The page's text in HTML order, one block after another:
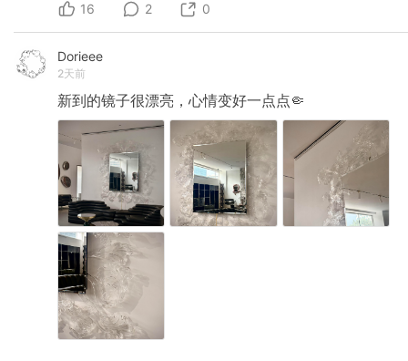
16 2 0
Dorieee
2天前
新到的镜子很漂亮，心情变好一点点🤏